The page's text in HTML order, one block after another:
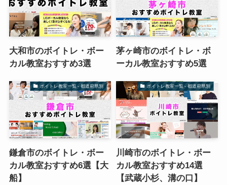
大和市のボイトレ・ボー
カル教室おすすめ3選
茅ヶ崎市のボイトレ・ボ
ーカル教室おすすめ5選
ボイトレ教室一覧 - 都道府県別
鎌倉市のボイトレ・ボー
カル教室おすすめ6選【大
船】
ボイトレ教室一覧 - 都道府県別
川崎市のボイトレ・ボー
カル教室おすすめ14選
【武蔵小杉、溝の口】